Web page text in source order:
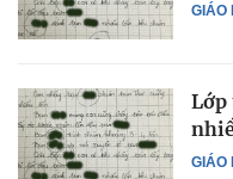
GIÁO
GIÁO
Lớp